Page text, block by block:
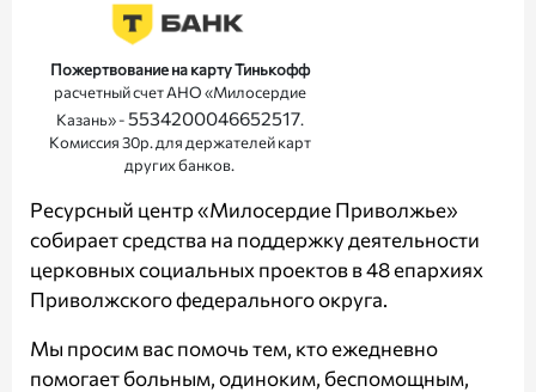
Пожертвование на карту Тинькофф
расчетный счет АНО «Милосердие
Казань» -5534200046652517.
Комиссия 30р. для держателей карт
других банков.
Ресурсный центр «Милосердие Приволжье»
собирает средства на поддержку деятельности
церковных социальных проектов в 48 епархиях
Приволжского федерального округа.
Мы просим вас помочь тем, кто ежедневно
помогает больным, одиноким, беспомощным,